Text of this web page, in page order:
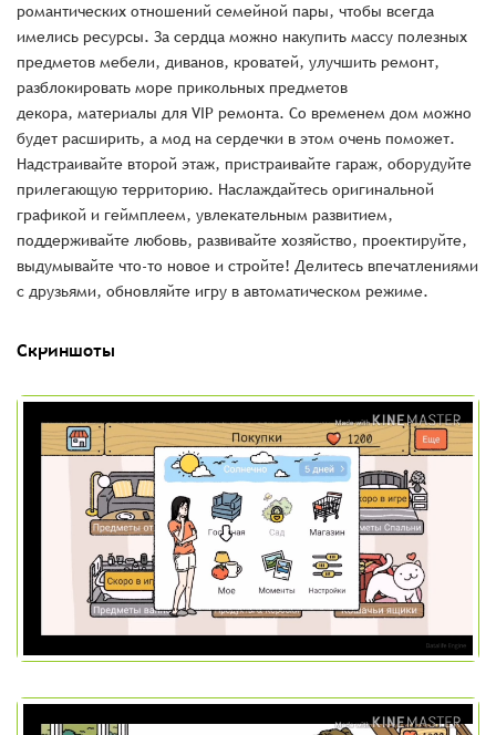
романтических отношений семейной пары, чтобы всегда
имелись ресурсы. За сердца можно накупить массу полезных
предметов мебели, диванов, кроватей, улучшить ремонт,
разблокировать море прикольных предметов
декора, материалы для VIP ремонта. Со временем дом можно
будет расширить, а мод на сердечки в этом очень поможет.
Надстраивайте второй этаж, пристраивайте гараж, оборудуйте
прилегающую территорию. Наслаждайтесь оригинальной
графикой и геймплеем, увлекательным развитием,
поддерживайте любовь, развивайте хозяйство, проектируйте,
выдумывайте что-то новое и стройте! Делитесь впечатлениями
с друзьями, обновляйте игру в автоматическом режиме.
Скриншоты